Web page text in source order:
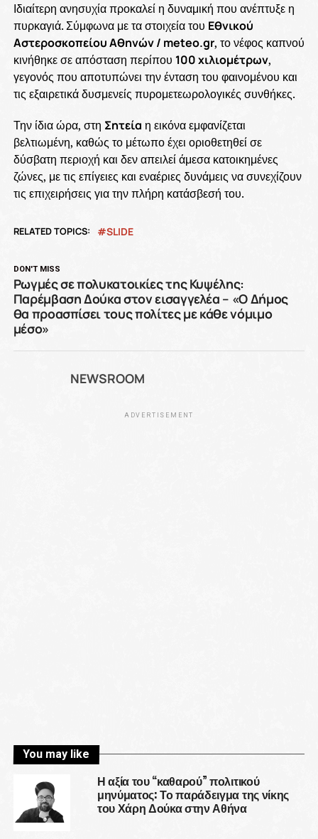
Ιδιαίτερη ανησυχία προκαλεί η δυναμική που ανέπτυξε η
πυρκαγιά. Σύμφωνα με τα στοιχεία του Εθνικού
Αστεροσκοπείου Αθηνών / meteo.gr, το νέφος καπνού
κινήθηκε σε απόσταση περίπου 100 χιλιομέτρων,
γεγονός που αποτυπώνει την ένταση του φαινομένου και
τις εξαιρετικά δυσμενείς πυρομετεωρολογικές συνθήκες.
Την ίδια ώρα, στη Σητεία η εικόνα εμφανίζεται
βελτιωμένη, καθώς το μέτωπο έχει οριοθετηθεί σε
δύσβατη περιοχή και δεν απειλεί άμεσα κατοικημένες
ζώνες, με τις επίγειες και εναέριες δυνάμεις να συνεχίζουν
τις επιχειρήσεις για την πλήρη κατάσβεσή του.
RELATED TOPICS: SLIDE
DON'T MISS
Ρωγμές σε πολυκατοικίες της Κυψέλης:
Παρέμβαση Δούκα στον εισαγγελέα – «Ο Δήμος
θα προασπίσει τους πολίτες με κάθε νόμιμο
μέσο»
NEWSROOM
ADVERTISEMENT
You may like
Η αξία του “καθαρού” πολιτικού
μηνύματος: Το παράδειγμα της νίκης
του Χάρη Δούκα στην Αθήνα